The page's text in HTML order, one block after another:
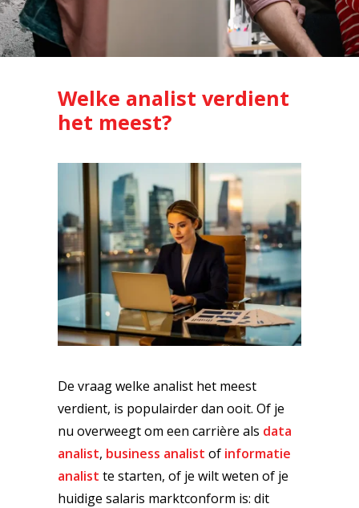
Welke analist verdient
het meest?
De vraag welke analist het meest
verdient, is populairder dan ooit. Of je
nu overweegt om een carrière als data
analist, business analist of informatie
analist te starten, of je wilt weten of je
huidige salaris marktconform is: dit